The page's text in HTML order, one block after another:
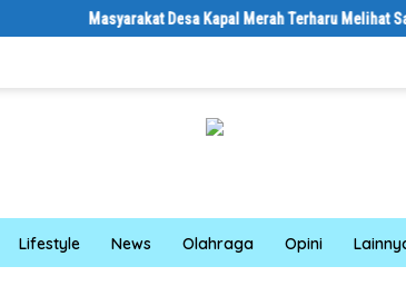
Masyarakat Desa Kapal Merah Terharu Melihat
Lifestyle News Olahraga Opini